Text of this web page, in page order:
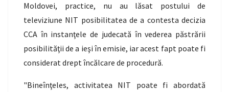
Moldovei, practice, nu au lăsat postului de
televiziune NIT posibilitatea de a contesta decizia
CCA în instanţele de judecată în vederea păstrării
posibilităţii de a ieşi în emisie, iar acest fapt poate fi
considerat drept încălcare de procedură.
"Bineînţeles, activitatea NIT poate fi abordată